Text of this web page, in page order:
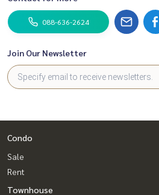
088-636-2624
Join Our Newsletter
Condo
Sale
Rent
Townhouse